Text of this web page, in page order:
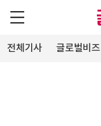
전체기사 글로벌비즈